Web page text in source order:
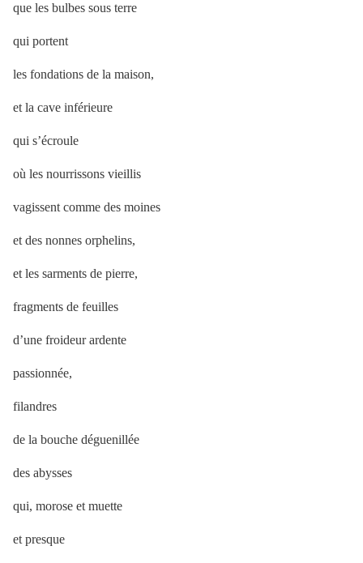
que les bulbes sous terre
qui portent
les fondations de la maison,
et la cave inférieure
qui s’écroule
où les nourrissons vieillis
vagissent comme des moines
et des nonnes orphelins,
et les sarments de pierre,
fragments de feuilles
d’une froideur ardente
passionnée,
filandres
de la bouche déguenillée
des abysses
qui, morose et muette
et presque